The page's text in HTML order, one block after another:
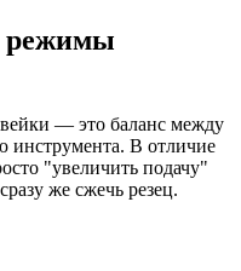
режимы
— это баланс между
инструмента. В отличие
"увеличить подачу"
же сжечь резец.